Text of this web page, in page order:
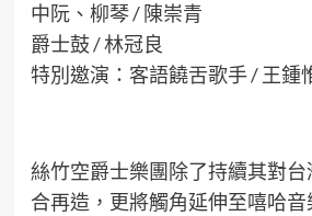
中阮、柳琴 / 陳崇青
爵士鼓 / 林冠良
特別邀演：客語饒舌歌手 / 王鍾
絲竹空爵士樂團除了持續其對
合再造，更將觸角延伸至嘻哈